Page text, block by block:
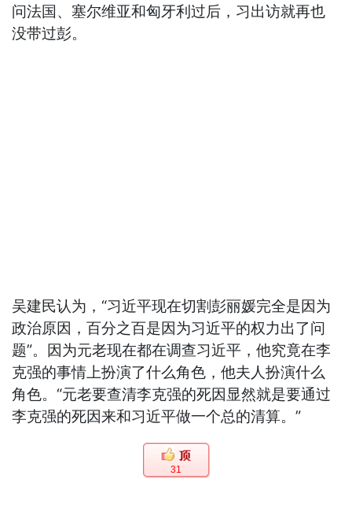
问法国、塞尔维亚和匈牙利过后，习出访就再也
没带过彭。
吴建民认为，“习近平现在切割彭丽媛完全是因为
政治原因，百分之百是因为习近平的权力出了问
题”。因为元老现在都在调查习近平，他究竟在李
克强的事情上扮演了什么角色，他夫人扮演什么
角色。“元老要查清李克强的死因显然就是要通过
李克强的死因来和习近平做一个总的清算。”
31